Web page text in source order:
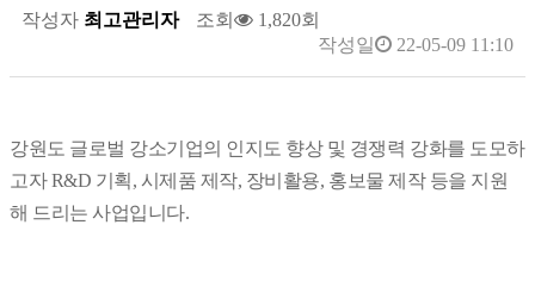
작성자 최고관리자 조회
1,820회
작성일
22-05-09 11:10
강원도 글로벌 강소기업의 인지도 향상 및 경쟁력 강화를 도모하
고자 R&D 기획, 시제품 제작, 장비활용, 홍보물 제작 등을 지원
해 드리는 사업입니다.